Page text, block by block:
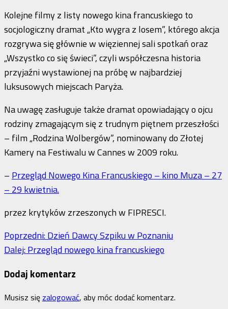
Kolejne filmy z listy nowego kina francuskiego to
socjologiczny dramat „Kto wygra z losem”, którego akcja
rozgrywa się głównie w więziennej sali spotkań oraz
„Wszystko co się świeci”, czyli współczesna historia
przyjaźni wystawionej na próbę w najbardziej
luksusowych miejscach Paryża.
Na uwagę zasługuje także dramat opowiadający o ojcu
rodziny zmagającym się z trudnym piętnem przeszłości
– film „Rodzina Wolbergów”, nominowany do Złotej
Kamery na Festiwalu w Cannes w 2009 roku.
–Przegląd Nowego Kina Francuskiego – kino Muza – 27
– 29 kwietnia.
przez krytyków zrzeszonych w FIPRESCI.
Zobacz
wpisy
Poprzedni:Dzień Dawcy Szpiku w Poznaniu
Dalej:Przegląd nowego kina francuskiego
Dodaj komentarz
Musisz się zalogować, aby móc dodać komentarz.